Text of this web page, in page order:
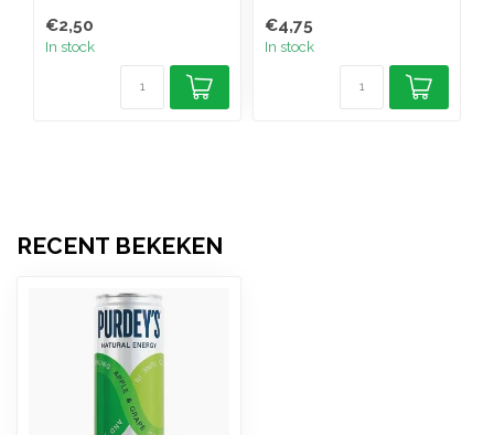
€2,50
In stock
€4,75
In stock
RECENT BEKEKEN